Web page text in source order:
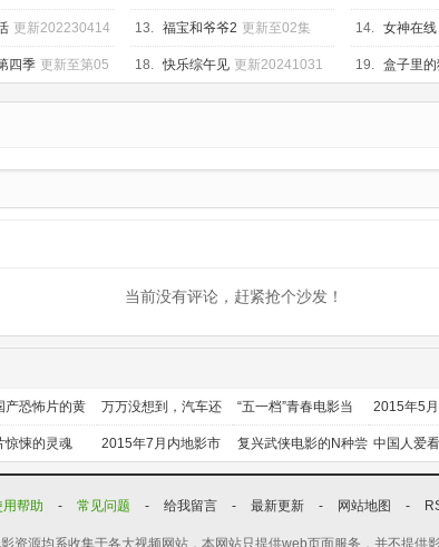
期
更新202230414 13. 福宝和爷爷2 更新至02集 14. 女神在线
四季 更新至第05 18. 快乐综午见 更新20241031 19. 盒子里
当前没有评论，赶紧抢个沙发！
产恐怖片的黄 万万没想到，汽车还
能干这个？
“五一档”青春电影当
道
2015年5
前瞻
惊悚的灵魂 2015年7月内地影市
前瞻
复兴武侠电影的N种尝
试
中国人爱
喜剧？
用帮助
- 常见问题 - 给我留言 - 最新更新 - 网站地图 -
资源均系收集于各大视频网站，本网站只提供web页面服务，并不提供